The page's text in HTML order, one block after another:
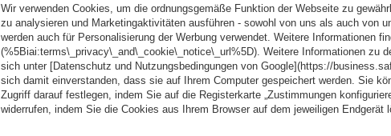
Wir verwenden Cookies, um die ordnungsgemäße Funktion der Webseite zu
zu analysieren und Marketingaktivitäten ausführen - sowohl von uns als auch von
werden auch für Personalisierung der Werbung verwendet. Weitere Informationen
(%5Biai:terms\_privacy\_and\_cookie\_notice\_url%5D). Weitere Informationen zu
sich unter [Datenschutz und Nutzungsbedingungen von Google](https://
sich damit einverstanden, dass sie auf Ihrem Computer gespeichert werden. Sie
Zugriff darauf festlegen, indem Sie auf die Registerkarte „Zustimmungen
widerrufen, indem Sie die Cookies aus Ihrem Browser auf dem jeweiligen Endgerät